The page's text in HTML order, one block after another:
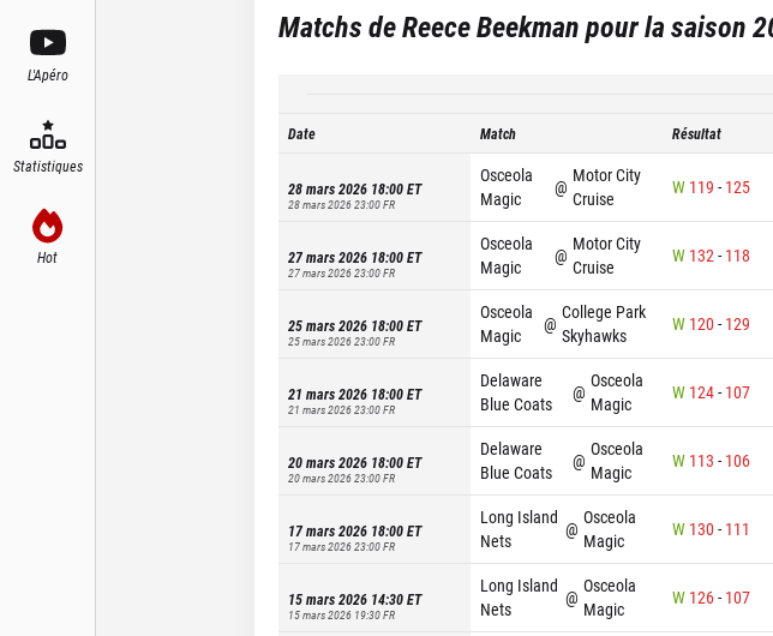
L'Apéro
Statistiques
Hot
Matchs deReece Beekmanpour la saison
Date Match Résultat
28 mars 2026 18:00ET
28 mars 2026 23:00FR
Osceola
Magic
@
Motor City
Cruise
W 119 - 125
27 mars 2026 18:00ET
27 mars 2026 23:00FR
Osceola
Magic
@
Motor City
Cruise
W 132- 118
25 mars 2026 18:00ET
25 mars 2026 23:00FR
Osceola
Magic
@
College Park
Skyhawks
W 120- 129
21 mars 2026 18:00ET
21 mars 2026 23:00FR
Delaware
Blue Coats
@
Osceola
Magic
W 124- 107
20 mars 2026 18:00ET
20 mars 2026 23:00FR
Delaware
Blue Coats
@
Osceola
Magic
W 113 - 106
17 mars 2026 18:00ET
17 mars 2026 23:00FR
Long Island
Nets
@
Osceola
Magic
W 130- 111
15 mars 2026 14:30ET
15 mars 2026 19:30FR
Long Island
Nets
@
Osceola
Magic
W 126- 107